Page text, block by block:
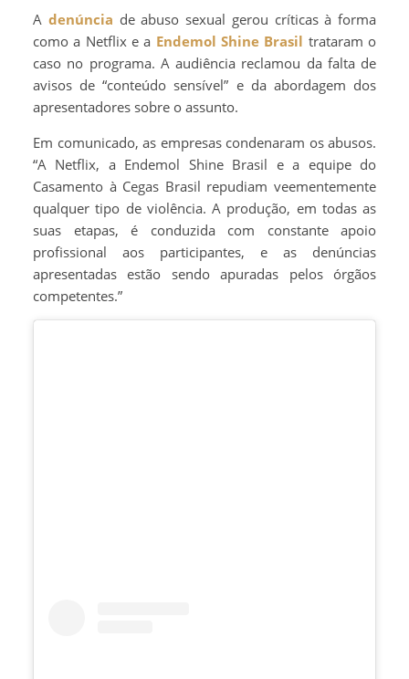
A denúncia de abuso sexual gerou críticas à forma
como a Netflix e a Endemol Shine Brasil trataram o
caso no programa. A audiência reclamou da falta de
avisos de “conteúdo sensível” e da abordagem dos
apresentadores sobre o assunto.
Em comunicado, as empresas condenaram os abusos.
“A Netflix, a Endemol Shine Brasil e a equipe do
Casamento à Cegas Brasil repudiam veementemente
qualquer tipo de violência. A produção, em todas as
suas etapas, é conduzida com constante apoio
profissional aos participantes, e as denúncias
apresentadas estão sendo apuradas pelos órgãos
competentes.”